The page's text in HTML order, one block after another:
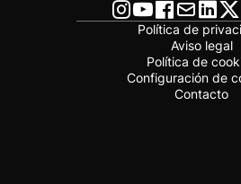
Política de
Aviso legal
Política de
Configuración de
Contacto